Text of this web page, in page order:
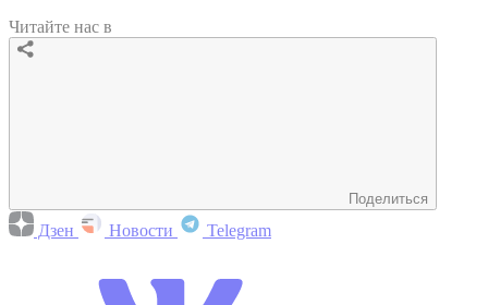
Читайте нас в
Поделиться
Дзен Новости Telegram